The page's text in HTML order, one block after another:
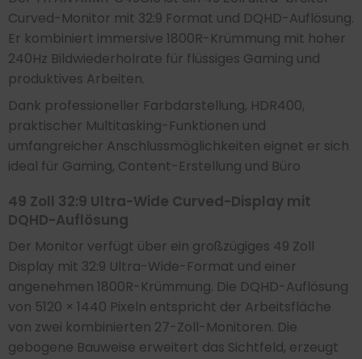
Curved-Monitor mit 32:9 Format und DQHD-Auflösung.
Er kombiniert immersive 1800R-Krümmung mit hoher
240Hz Bildwiederholrate für flüssiges Gaming und
produktives Arbeiten.
Dank professioneller Farbdarstellung, HDR400,
praktischer Multitasking-Funktionen und
umfangreicher Anschlussmöglichkeiten eignet er sich
ideal für Gaming, Content-Erstellung und Büro
49 Zoll 32:9 Ultra-Wide Curved-Display mit
DQHD-Auflösung
Der Monitor verfügt über ein großzügiges 49 Zoll
Display mit 32:9 Ultra-Wide-Format und einer
angenehmen 1800R-Krümmung. Die DQHD-Auflösung
von 5120 × 1440 Pixeln entspricht der Arbeitsfläche
von zwei kombinierten 27-Zoll-Monitoren. Die
gebogene Bauweise erweitert das Sichtfeld, erzeugt